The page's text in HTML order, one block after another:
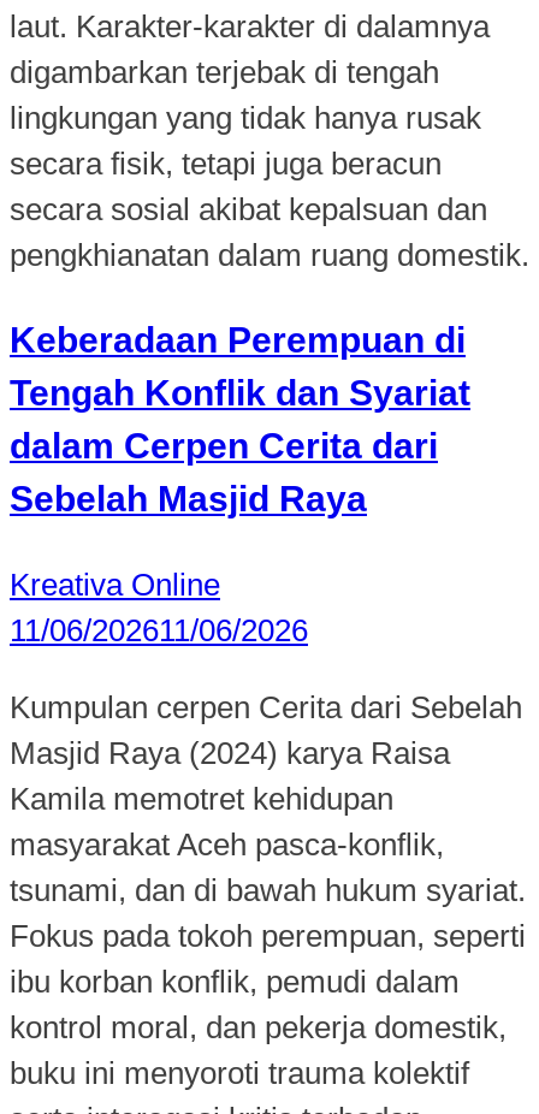
laut. Karakter-karakter di dalamnya
digambarkan terjebak di tengah
lingkungan yang tidak hanya rusak
secara fisik, tetapi juga beracun
secara sosial akibat kepalsuan dan
pengkhianatan dalam ruang domestik.
Keberadaan Perempuan di
Tengah Konflik dan Syariat
dalam Cerpen Cerita dari
Sebelah Masjid Raya
Kreativa Online
11/06/202611/06/2026
Kumpulan cerpen Cerita dari Sebelah
Masjid Raya (2024) karya Raisa
Kamila memotret kehidupan
masyarakat Aceh pasca-konflik,
tsunami, dan di bawah hukum syariat.
Fokus pada tokoh perempuan, seperti
ibu korban konflik, pemudi dalam
kontrol moral, dan pekerja domestik,
buku ini menyoroti trauma kolektif